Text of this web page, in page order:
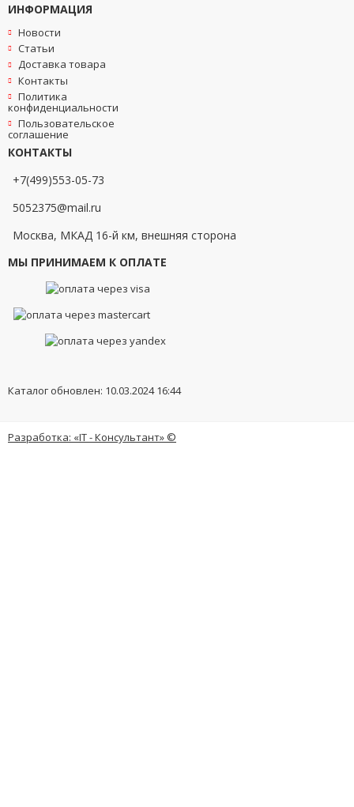
ИНФОРМАЦИЯ
Новости
Статьи
Доставка товара
Контакты
Политика
конфиденциальности
Пользовательское
соглашение
КОНТАКТЫ
+7(499)553-05-73
5052375@mail.ru
Москва, МКАД 16-й км, внешняя сторона
МЫ ПРИНИМАЕМ К ОПЛАТЕ
Каталог обновлен: 10.03.2024 16:44
Разработка: «IT - Консультант» ©